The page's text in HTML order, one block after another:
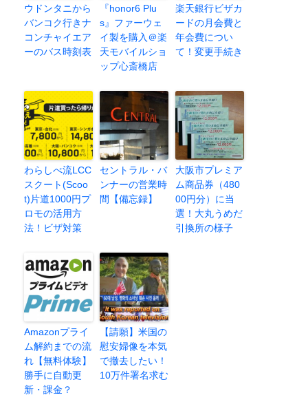
ウドンタニから
バンコク行きナ
コンチャイエア
ーのバス時刻表
『honor6 Plu
s』ファーウェ
イ製を購入＠楽
天モバイルショ
ップ心斎橋店
楽天銀行ビザカ
ードの月会費と
年会費につい
て！変更手続き
わらしべ流LCC
スクート(Scoo
t)片道1000円プ
ロモの活用方
法！ビザ対策
セントラル・バ
ンナーの営業時
間【備忘録】
大阪市プレミア
ム商品券（480
00円分）に当
選！大丸うめだ
引換所の様子
Amazonプライ
ム解約までの流
れ【無料体験】
勝手に自動更
新・課金？
【請願】米国の
慰安婦像を本気
で撤去したい！
10万件署名求む